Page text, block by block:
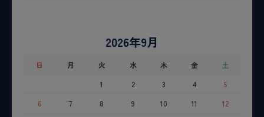
2026年9月
日 月 火 水 木 金
土
1
2 3 4
5
6
7 8 9 10 11
12